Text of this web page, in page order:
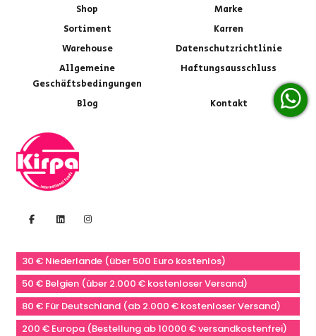
Shop
Marke
Sortiment
Karren
Warehouse
Datenschutzrichtlinie
Allgemeine
Geschäftsbedingungen
Haftungsausschluss
Blog Kontakt
30 € Niederlande (über 500 Euro kostenlos)
50 € Belgien (über 2.000 € kostenloser Versand)
80 € Für Deutschland (ab 2.000 € kostenloser Versand)
200 € Europa (Bestellung ab 10000 € versandkostenfrei)